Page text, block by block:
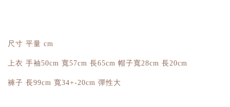
尺寸 平量 cm
上衣 手袖50cm 寬57cm 長65cm 帽子寬28cm 長20cm
褲子 長99cm 寬34+-20cm 彈性大